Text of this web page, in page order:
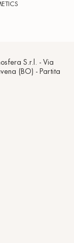
S.r.l. - Via
(BO) - Partita